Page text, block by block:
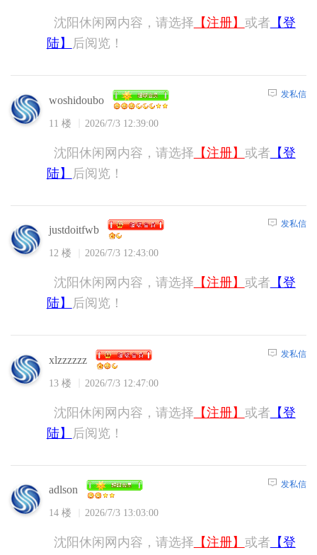
沈阳休闲网内容，请选择 【注册】 或者 【登
陆】
后阅览！
woshidoubo
11 楼 2026/7/3 12:39:00
发私信
沈阳休闲网内容，请选择 【注册】 或者 【登
陆】
后阅览！
justdoitfwb
12 楼 2026/7/3 12:43:00
发私信
沈阳休闲网内容，请选择 【注册】 或者 【登
陆】
后阅览！
xlzzzzzz
13 楼 2026/7/3 12:47:00
发私信
沈阳休闲网内容，请选择 【注册】 或者 【登
陆】
后阅览！
adlson
14 楼 2026/7/3 13:03:00
发私信
沈阳休闲网内容，请选择 【注册】 或者 【登